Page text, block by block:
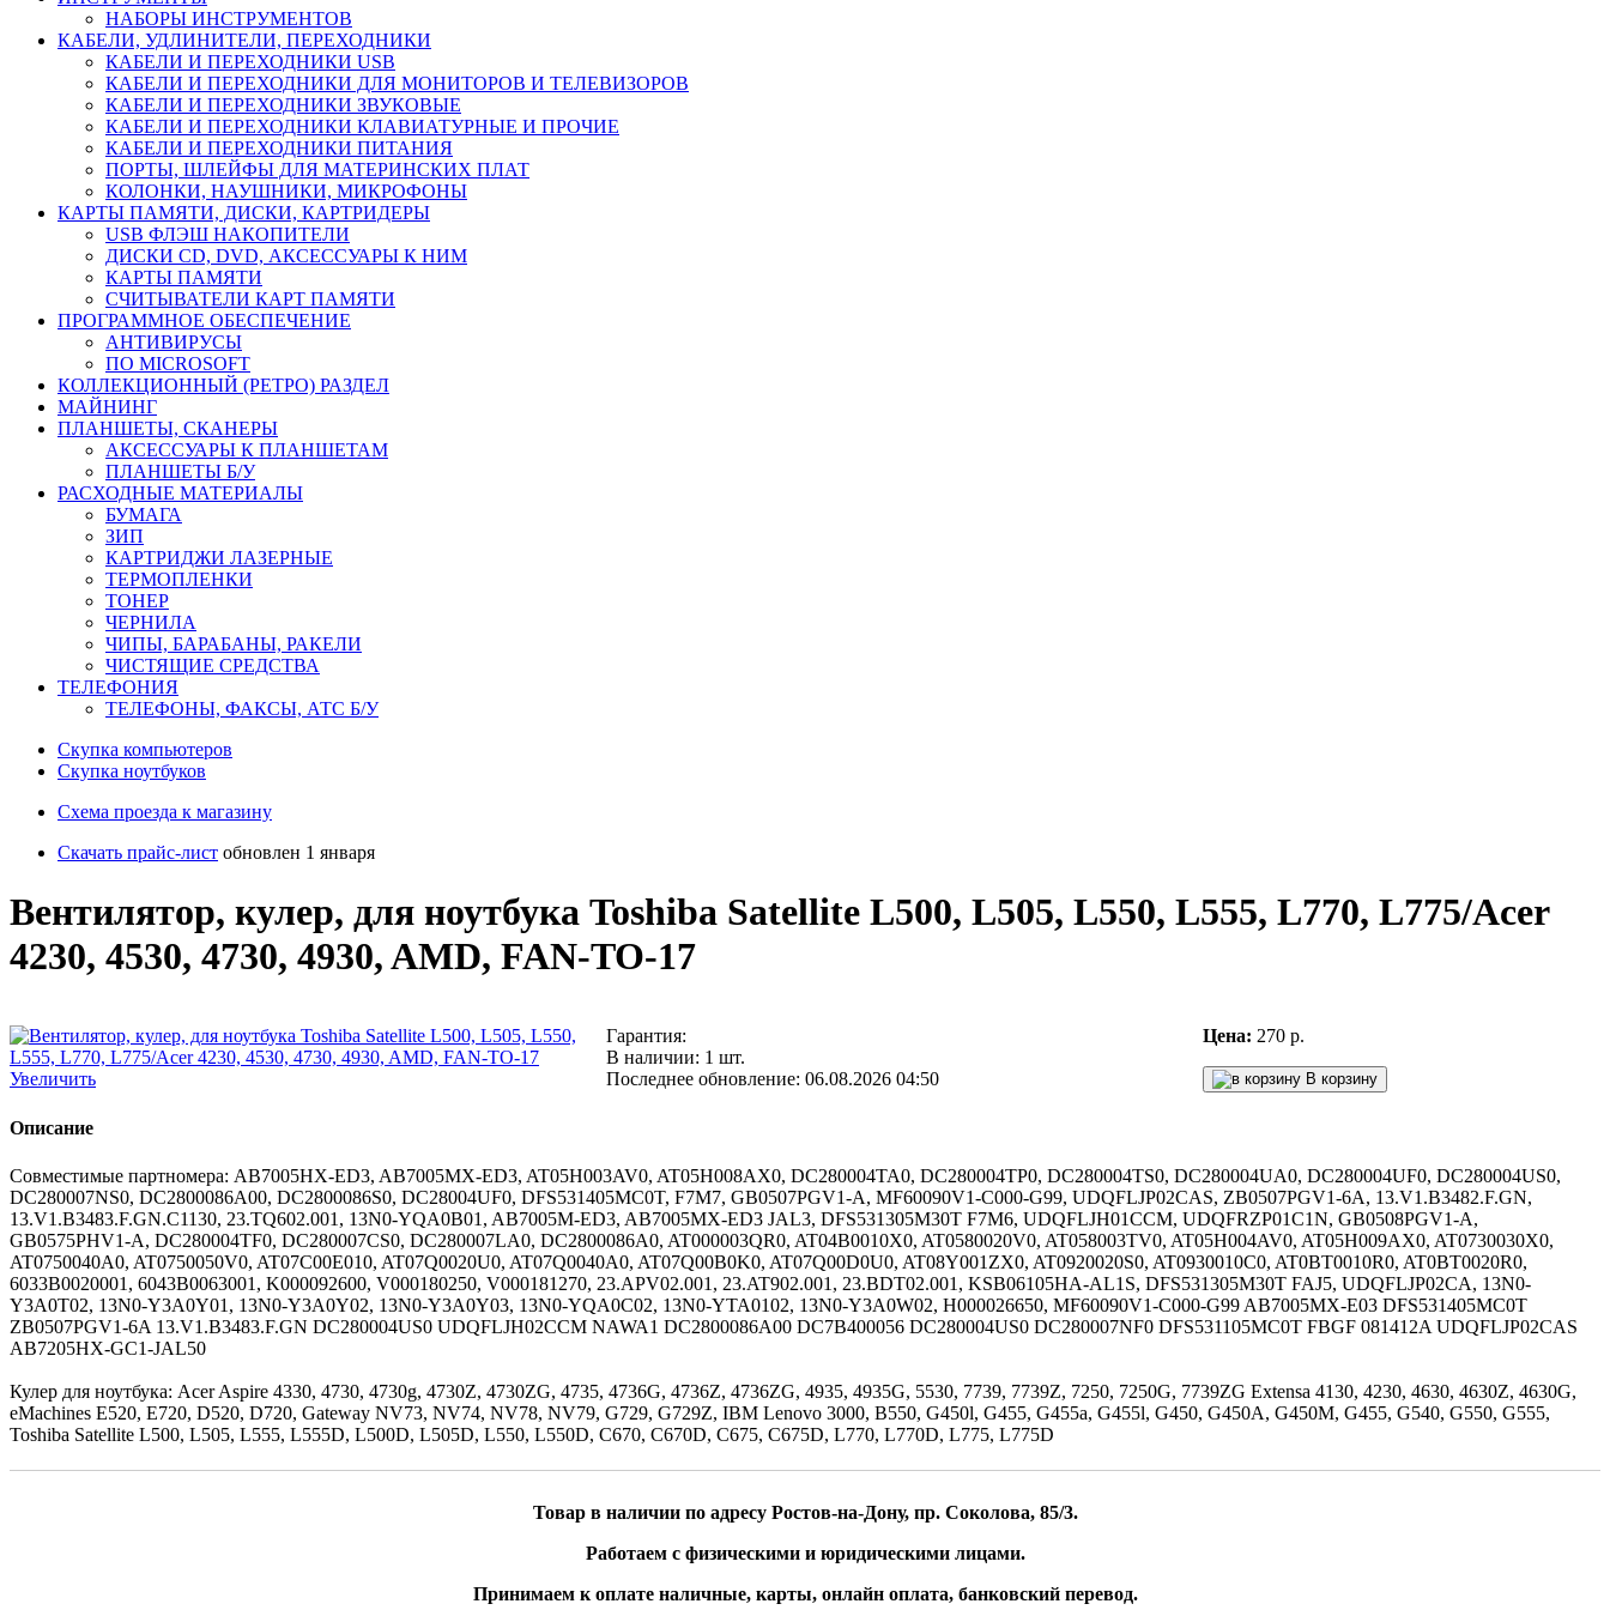
НАБОРЫ ИНСТРУМЕНТОВ
КАБЕЛИ, УДЛИНИТЕЛИ, ПЕРЕХОДНИКИ
КАБЕЛИ И ПЕРЕХОДНИКИ USB
КАБЕЛИ И ПЕРЕХОДНИКИ ДЛЯ МОНИТОРОВ И ТЕЛЕВИЗОРОВ
КАБЕЛИ И ПЕРЕХОДНИКИ ЗВУКОВЫЕ
КАБЕЛИ И ПЕРЕХОДНИКИ КЛАВИАТУРНЫЕ И ПРОЧИЕ
КАБЕЛИ И ПЕРЕХОДНИКИ ПИТАНИЯ
ПОРТЫ, ШЛЕЙФЫ ДЛЯ МАТЕРИНСКИХ ПЛАТ
КОЛОНКИ, НАУШНИКИ, МИКРОФОНЫ
КАРТЫ ПАМЯТИ, ДИСКИ, КАРТРИДЕРЫ
USB ФЛЭШ НАКОПИТЕЛИ
ДИСКИ CD, DVD, АКСЕССУАРЫ К НИМ
КАРТЫ ПАМЯТИ
СЧИТЫВАТЕЛИ КАРТ ПАМЯТИ
ПРОГРАММНОЕ ОБЕСПЕЧЕНИЕ
АНТИВИРУСЫ
ПО MICROSOFT
КОЛЛЕКЦИОННЫЙ (РЕТРО) РАЗДЕЛ
МАЙНИНГ
ПЛАНШЕТЫ, СКАНЕРЫ
АКСЕССУАРЫ К ПЛАНШЕТАМ
ПЛАНШЕТЫ Б/У
РАСХОДНЫЕ МАТЕРИАЛЫ
БУМАГА
ЗИП
КАРТРИДЖИ ЛАЗЕРНЫЕ
ТЕРМОПЛЕНКИ
ТОНЕР
ЧЕРНИЛА
ЧИПЫ, БАРАБАНЫ, РАКЕЛИ
ЧИСТЯЩИЕ СРЕДСТВА
ТЕЛЕФОНИЯ
ТЕЛЕФОНЫ, ФАКСЫ, АТС Б/У
Скупка компьютеров
Cкупка ноутбуков
Схема проезда к магазину
Скачать прайс-лист обновлен 1 января
Вентилятор, кулер, для ноутбука Toshiba Satellite L500, L505, L550, L555, L770, L775/Acer
4230, 4530, 4730, 4930, AMD, FAN-TO-17
Увеличить
Гарантия:
В наличии: 1 шт.
Последнее обновление: 06.08.2026 04:50
Цена: 270 р.
В корзину
Описание
Совместимые партномера: AB7005HX-ED3, AB7005MX-ED3, AT05H003AV0, AT05H008AX0, DC280004TA0, DC280004TP0, DC280004TS0, DC280004UA0, DC280004UF0, DC280004US0,
DC280007NS0, DC2800086A00, DC2800086S0, DC28004UF0, DFS531405MC0T, F7M7, GB0507PGV1-A, MF60090V1-C000-G99, UDQFLJP02CAS, ZB0507PGV1-6A, 13.V1.B3482.F.GN,
13.V1.B3483.F.GN.C1130, 23.TQ602.001, 13N0-YQA0B01, AB7005M-ED3, AB7005MX-ED3 JAL3, DFS531305M30T F7M6, UDQFLJH01CCM, UDQFRZP01C1N, GB0508PGV1-A,
GB0575PHV1-A, DC280004TF0, DC280007CS0, DC280007LA0, DC2800086A0, AT000003QR0, AT04B0010X0, AT0580020V0, AT058003TV0, AT05H004AV0, AT05H009AX0, AT0730030X0,
AT0750040A0, AT0750050V0, AT07C00E010, AT07Q0020U0, AT07Q0040A0, AT07Q00B0K0, AT07Q00D0U0, AT08Y001ZX0, AT0920020S0, AT0930010C0, AT0BT0010R0, AT0BT0020R0,
6033B0020001, 6043B0063001, K000092600, V000180250, V000181270, 23.APV02.001, 23.AT902.001, 23.BDT02.001, KSB06105HA-AL1S, DFS531305M30T FAJ5, UDQFLJP02CA, 13N0-
Y3A0T02, 13N0-Y3A0Y01, 13N0-Y3A0Y02, 13N0-Y3A0Y03, 13N0-YQA0C02, 13N0-YTA0102, 13N0-Y3A0W02, H000026650, MF60090V1-C000-G99 AB7005MX-E03 DFS531405MC0T
ZB0507PGV1-6A 13.V1.B3483.F.GN DC280004US0 UDQFLJH02CCM NAWA1 DC2800086A00 DC7B400056 DC280004US0 DC280007NF0 DFS531105MC0T FBGF 081412A UDQFLJP02CAS
AB7205HX-GC1-JAL50
Кулер для ноутбука: Acer Aspire 4330, 4730, 4730g, 4730Z, 4730ZG, 4735, 4736G, 4736Z, 4736ZG, 4935, 4935G, 5530, 7739, 7739Z, 7250, 7250G, 7739ZG Extensa 4130, 4230, 4630, 4630Z, 4630G,
eMachines E520, E720, D520, D720, Gateway NV73, NV74, NV78, NV79, G729, G729Z, IBM Lenovo 3000, B550, G450l, G455, G455a, G455l, G450, G450A, G450M, G455, G540, G550, G555,
Toshiba Satellite L500, L505, L555, L555D, L500D, L505D, L550, L550D, C670, C670D, C675, C675D, L770, L770D, L775, L775D
Товар в наличии по адресу Ростов-на-Дону, пр. Соколова, 85/3.
Работаем с физическими и юридическими лицами.
Принимаем к оплате наличные, карты, онлайн оплата, банковский перевод.